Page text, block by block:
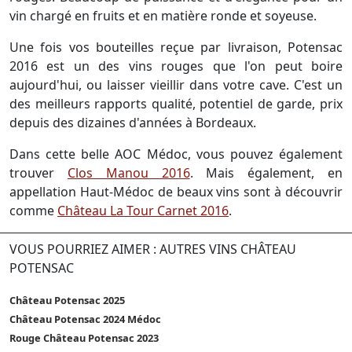
vin chargé en fruits et en matière ronde et soyeuse.
Une fois vos bouteilles reçue par livraison, Potensac
2016 est un des vins rouges que l'on peut boire
aujourd'hui, ou laisser vieillir dans votre cave. C'est un
des meilleurs rapports qualité, potentiel de garde, prix
depuis des dizaines d'années à Bordeaux.
Dans cette belle AOC Médoc, vous pouvez également
trouver Clos Manou 2016. Mais également, en
appellation Haut-Médoc de beaux vins sont à découvrir
comme Château La Tour Carnet 2016.
VOUS POURRIEZ AIMER : AUTRES VINS CHÂTEAU
POTENSAC
Château Potensac 2025
Château Potensac 2024 Médoc
Rouge Château Potensac 2023